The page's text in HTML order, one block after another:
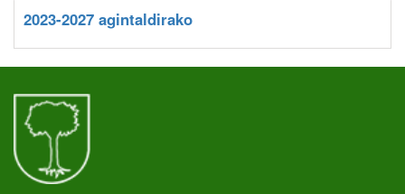
2023-2027 agintaldirako